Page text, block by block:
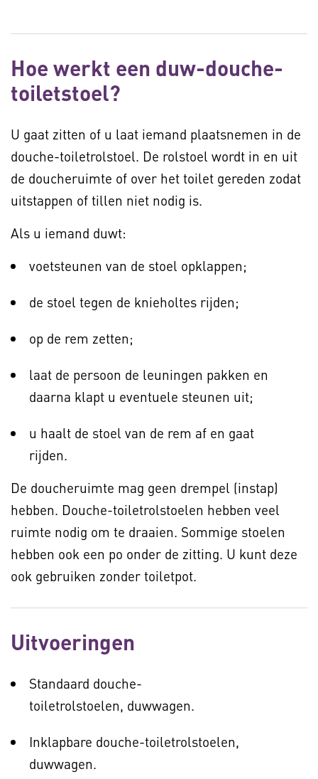
Hoe werkt een duw-douche-
toiletstoel?
U gaat zitten of u laat iemand plaatsnemen in de
douche-toiletrolstoel. De rolstoel wordt in en uit
de doucheruimte of over het toilet gereden zodat
uitstappen of tillen niet nodig is.
Als u iemand duwt:
voetsteunen van de stoel opklappen;
de stoel tegen de knieholtes rijden;
op de rem zetten;
laat de persoon de leuningen pakken en
daarna klapt u eventuele steunen uit;
u haalt de stoel van de rem af en gaat
rijden.
De doucheruimte mag geen drempel (instap)
hebben. Douche-toiletrolstoelen hebben veel
ruimte nodig om te draaien. Sommige stoelen
hebben ook een po onder de zitting. U kunt deze
ook gebruiken zonder toiletpot.
Uitvoeringen
Standaard douche-
toiletrolstoelen, duwwagen.
Inklapbare douche-toiletrolstoelen,
duwwagen.